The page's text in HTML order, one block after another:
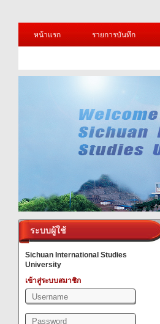
หน้าแรก
รายการบันทึก
ระบบผู้ใช้
Sichuan International Studies
University
เข้าสู่ระบบสมาชิก